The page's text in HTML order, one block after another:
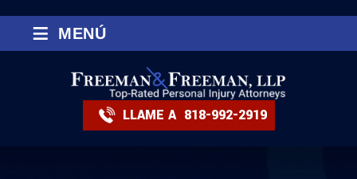
LLAME A 818-992-2919
≡ MENÚ